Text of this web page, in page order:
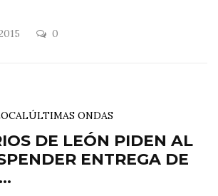
0
ÚLTIMAS ONDAS
DE LEÓN PIDEN AL
ENTREGA DE